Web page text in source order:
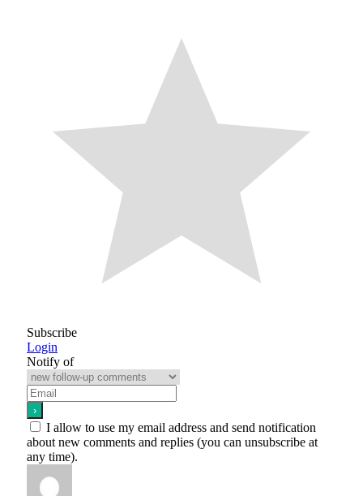
Subscribe
Login
Notify of
I allow to use my email address and send notification
about new comments and replies (you can unsubscribe at
any time).